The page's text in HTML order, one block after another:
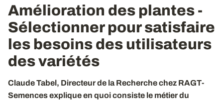
Amélioration des plantes -
Sélectionner pour satisfaire
les besoins des utilisateurs
des variétés
Claude Tabel, Directeur de la Recherche chez RAGT-
Semences explique en quoi consiste le métier du